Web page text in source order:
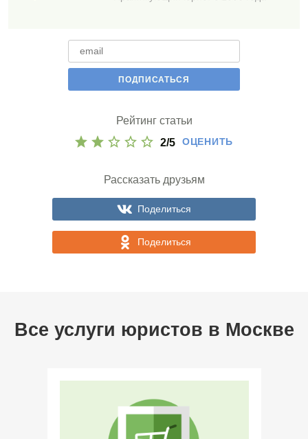
Рейтинг статьи
2/5 ОЦЕНИТЬ
Рассказать друзьям
Поделиться
Поделиться
Все услуги юристов в Москве